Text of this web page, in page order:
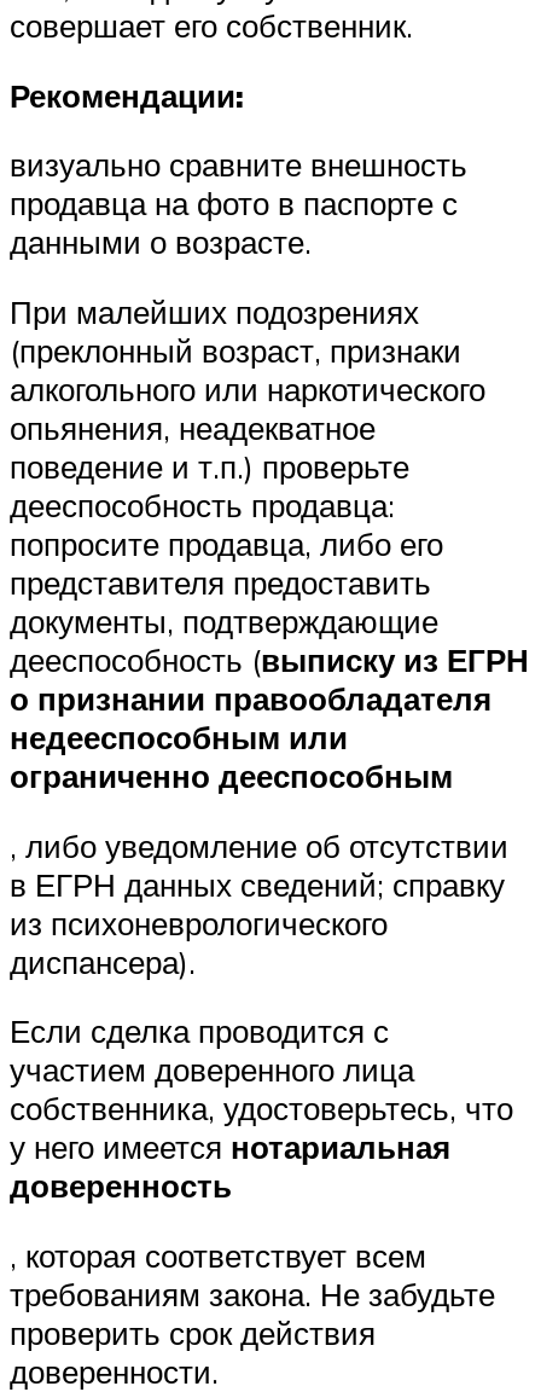
совершает его собственник.
Рекомендации:
визуально сравните внешность
продавца на фото в паспорте с
данными о возрасте.
При малейших подозрениях
(преклонный возраст, признаки
алкогольного или наркотического
опьянения, неадекватное
поведение и т.п.) проверьте
дееспособность продавца:
попросите продавца, либо его
представителя предоставить
документы, подтверждающие
дееспособность (выписку из ЕГРН
о признании правообладателя
недееспособным или
ограниченно дееспособным
, либо уведомление об отсутствии
в ЕГРН данных сведений; справку
из психоневрологического
диспансера).
Если сделка проводится с
участием доверенного лица
собственника, удостоверьтесь, что
у него имеется нотариальная
доверенность
, которая соответствует всем
требованиям закона. Не забудьте
проверить срок действия
доверенности.